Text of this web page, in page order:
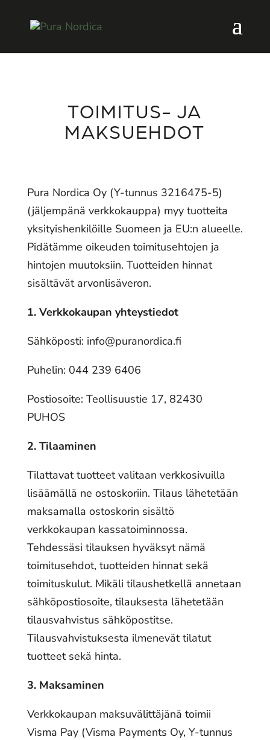
TOIMITUS- JA
MAKSUEHDOT
Pura Nordica Oy (Y-tunnus 3216475-5)
(jäljempänä verkkokauppa) myy tuotteita
yksityishenkilöille Suomeen ja EU:n alueelle.
Pidätämme oikeuden toimitusehtojen ja
hintojen muutoksiin. Tuotteiden hinnat
sisältävät arvonlisäveron.
1. Verkkokaupan yhteystiedot
Sähköposti: info@puranordica.fi
Puhelin: 044 239 6406
Postiosoite: Teollisuustie 17, 82430
PUHOS
2. Tilaaminen
Tilattavat tuotteet valitaan verkkosivuilla
lisäämällä ne ostoskoriin. Tilaus lähetetään
maksamalla ostoskorin sisältö
verkkokaupan kassatoiminnossa.
Tehdessäsi tilauksen hyväksyt nämä
toimitusehdot, tuotteiden hinnat sekä
toimituskulut. Mikäli tilaushetkellä annetaan
sähköpostiosoite, tilauksesta lähetetään
tilausvahvistus sähköpostitse.
Tilausvahvistuksesta ilmenevät tilatut
tuotteet sekä hinta.
3. Maksaminen
Verkkokaupan maksuvälittäjänä toimii
Visma Pay (Visma Payments Oy, Y-tunnus